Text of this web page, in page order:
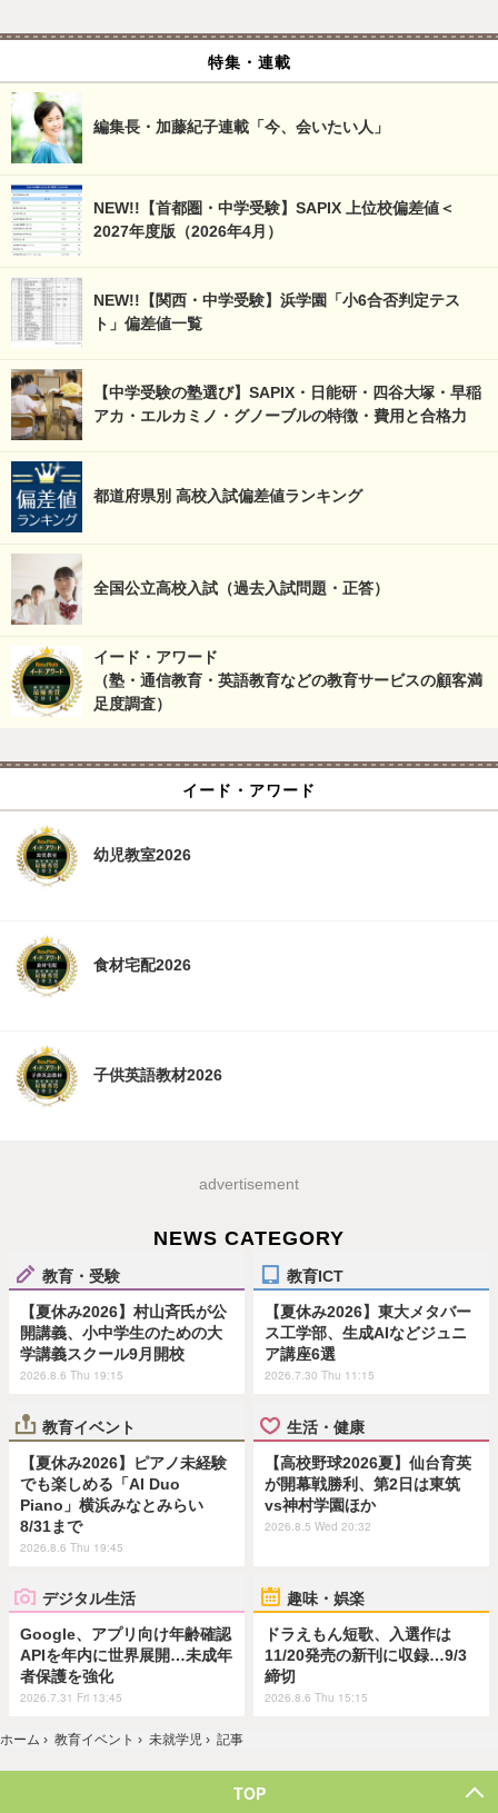
特集・連載
編集長・加藤紀子連載「今、会いたい人」
NEW!!【首都圏・中学受験】SAPIX 上位校偏差値＜
2027年度版（2026年4月）
NEW!!【関西・中学受験】浜学園「小6合否判定テス
ト」偏差値一覧
【中学受験の塾選び】SAPIX・日能研・四谷大塚・早稲
アカ・エルカミノ・グノーブルの特徴・費用と合格力
都道府県別 高校入試偏差値ランキング
全国公立高校入試（過去入試問題・正答）
イード・アワード
（塾・通信教育・英語教育などの教育サービスの顧客満
足度調査）
イード・アワード
幼児教室2026
食材宅配2026
子供英語教材2026
advertisement
NEWS CATEGORY
教育・受験
【夏休み2026】村山斉氏が公
開講義、小中学生のための大
学講義スクール9月開校
2026.8.6 Thu 19:15
教育ICT
【夏休み2026】東大メタバー
ス工学部、生成AIなどジュニ
ア講座6選
2026.7.30 Thu 11:15
教育イベント
【夏休み2026】ピアノ未経験
でも楽しめる「AI Duo
Piano」横浜みなとみらい
8/31まで
2026.8.6 Thu 19:45
生活・健康
【高校野球2026夏】仙台育英
が開幕戦勝利、第2日は東筑
vs神村学園ほか
2026.8.5 Wed 20:32
デジタル生活
Google、アプリ向け年齢確認
APIを年内に世界展開…未成年
者保護を強化
2026.7.31 Fri 13:45
趣味・娯楽
ドラえもん短歌、入選作は
11/20発売の新刊に収録…9/3
締切
2026.8.6 Thu 15:15
ホーム › 教育イベント › 未就学児 › 記事
TOP